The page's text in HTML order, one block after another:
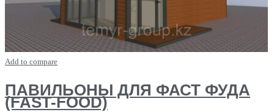
Add to compare
ПАВИЛЬОНЫ ДЛЯ ФАСТ ФУДА
(FAST-FOOD)